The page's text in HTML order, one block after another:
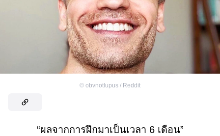
© obvnotlupus / Reddit
“ผลจากการฝึกมาเป็นเวลา 6 เดือน”